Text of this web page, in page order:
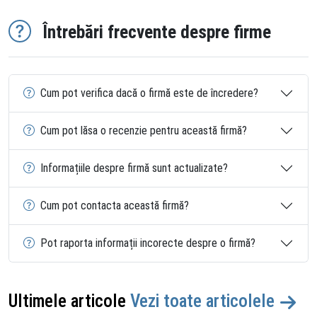
Întrebări frecvente despre firme
Cum pot verifica dacă o firmă este de încredere?
Cum pot lăsa o recenzie pentru această firmă?
Informațiile despre firmă sunt actualizate?
Cum pot contacta această firmă?
Pot raporta informații incorecte despre o firmă?
Ultimele articole Vezi toate articolele